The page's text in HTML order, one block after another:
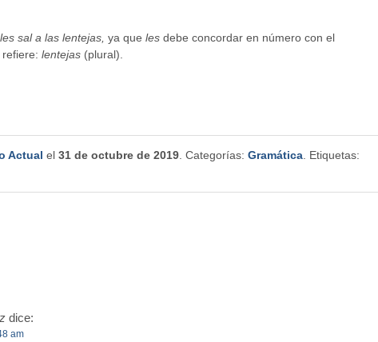
sal a las lentejas, ya que les debe concordar en número con el
lentejas(plural).
Actual el 31 de octubre de 2019. Categorías: Gramática. Etiquetas:
dice:
am